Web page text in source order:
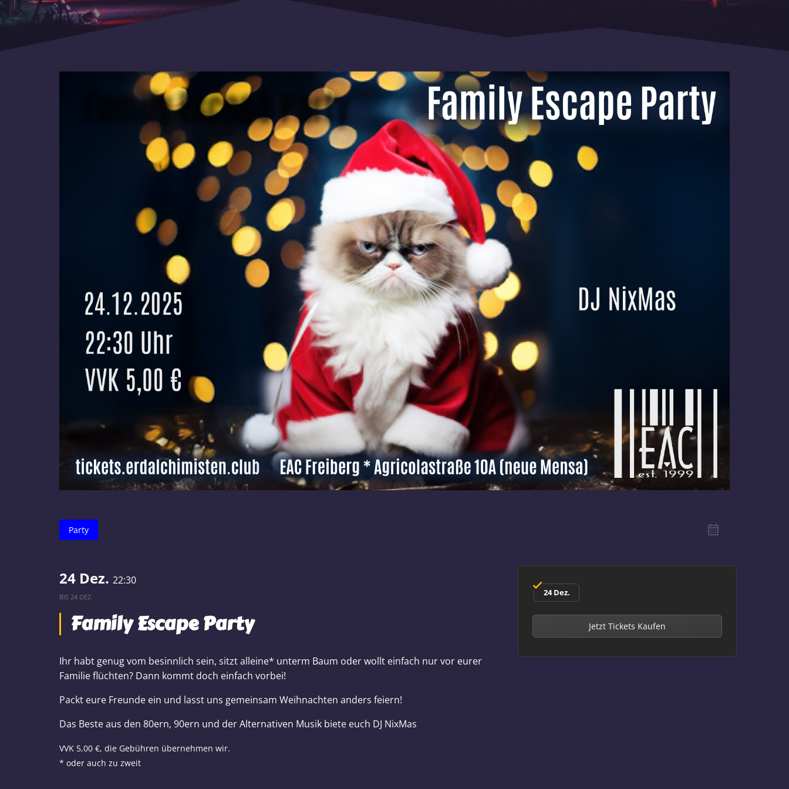
Party
24 Dez. 22:30
BIS 24 DEZ.
Family Escape Party
Ihr habt genug vom besinnlich sein, sitzt alleine* unterm Baum oder wollt einfach nur vor eurer
Familie flüchten? Dann kommt doch einfach vorbei!
Packt eure Freunde ein und lasst uns gemeinsam Weihnachten anders feiern!
Das Beste aus den 80ern, 90ern und der Alternativen Musik biete euch DJ NixMas
VVK 5,00 €, die Gebühren übernehmen wir.
* oder auch zu zweit
24 Dez.
Jetzt Tickets Kaufen